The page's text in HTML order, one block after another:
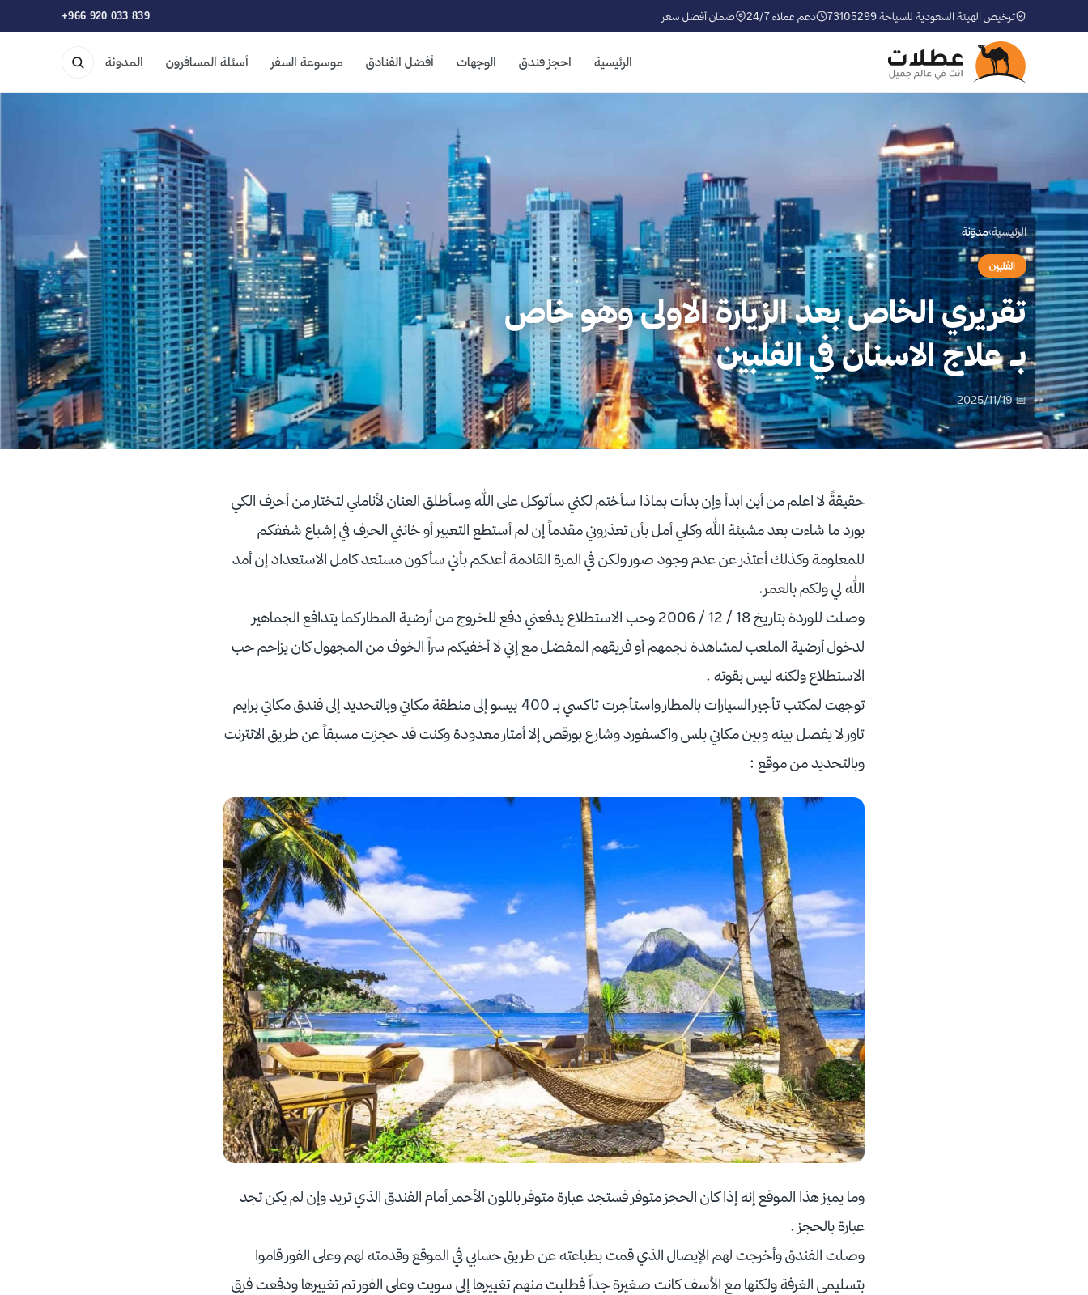
ترخيص الهيئة السعودية للسياحة 73105299 دعم عملاء 24/7 ضمان أفضل سعر +966 920 033 839
الرئيسية احجز فندق الوجهات أفضل الفنادق موسوعة السفر أسئلة المسافرون المدونة
الرئيسية›مدوّنة
الفلبين
تقريري الخاص بعد الزيارة الاولى وهو خاص
بـ علاج الاسنان في الفلبين
📅 2025/11/19
حقيقةً لا اعلم من أين ابدأ وإن بدأت بماذا سأختم لكني سأتوكل على الله وسأطلق العنان لأناملي لتختار من أحرف الكي
بورد ما شاءت بعد مشيئة الله وكلي أمل بأن تعذروني مقدماً إن لم أستطع التعبير أو خانني الحرف في إشباع شغفكم
للمعلومة وكذلك أعتذر عن عدم وجود صور ولكن في المرة القادمة أعدكم بأني سأكون مستعد كامل الاستعداد إن أمد
الله لي ولكم بالعمر.
وصلت للوردة بتاريخ 18 / 12 / 2006 وحب الاستطلاع يدفعني دفع للخروج من أرضية المطار كما يتدافع الجماهير
لدخول أرضية الملعب لمشاهدة نجمهم أو فريقهم المفضل مع إني لا أخفيكم سراً الخوف من المجهول كان يزاحم حب
الاستطلاع ولكنه ليس بقوته .
توجهت لمكتب تأجير السيارات بالمطار واستأجرت تاكسي بـ 400 بيسو إلى منطقة مكاتي وبالتحديد إلى فندق مكاتي برايم
تاور لا يفصل بينه وبين مكاتي بلس واكسفورد وشارع بورقص إلا أمتار معدودة وكنت قد حجزت مسبقاً عن طريق الانترنت
وبالتحديد من موقع :
وما يميز هذا الموقع إنه إذا كان الحجز متوفر فستجد عبارة متوفر باللون الأحمر أمام الفندق الذي تريد وإن لم يكن تجد
عبارة بالحجز .
وصلت الفندق وأخرجت لهم الإيصال الذي قمت بطباعته عن طريق حسابي في الموقع وقدمته لهم وعلى الفور قاموا
بتسليمي الغرفة ولكنها مع الأسف كانت صغيرة جداً فطلبت منهم تغييرها إلى سويت وعلى الفور تم تغييرها ودفعت فرق